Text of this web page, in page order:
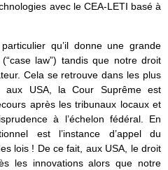
avec le CEA-LETI basé à
qu’il donne une grande
law”) tandis que notre droit
Cela se retrouve dans les plus
aux USA, la Cour Suprême est
après les tribunaux locaux et
à l’échelon fédéral. En
est l’instance d’appel du
lois ! De ce fait, aux USA, le droit
les innovations alors que notre